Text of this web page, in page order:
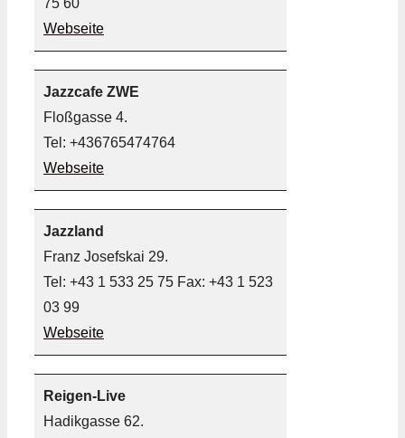
75 60
Webseite
Jazzcafe ZWE
Floßgasse 4.
Tel: +436765474764
Webseite
Jazzland
Franz Josefskai 29.
Tel: +43 1 533 25 75 Fax: +43 1 523
03 99
Webseite
Reigen-Live
Hadikgasse 62.